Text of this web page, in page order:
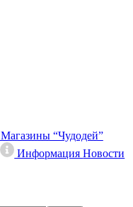
Магазины “Чудодей”
ИнформацияНовости